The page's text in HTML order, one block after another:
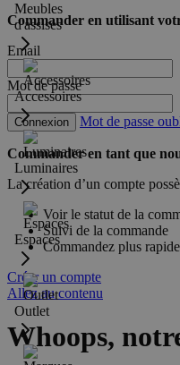
Meubles
d'assises
Accessoires
Luminaires
Espaces
Outlet
Commander en utilisant
Email
Mot de passe
Connexion Mot de passe
Commander en tant que
La création d’un compte
Voir le statut de la
Suivi de la commande
Commandez plus
Créer un compte
Allez au contenu
Whoops,